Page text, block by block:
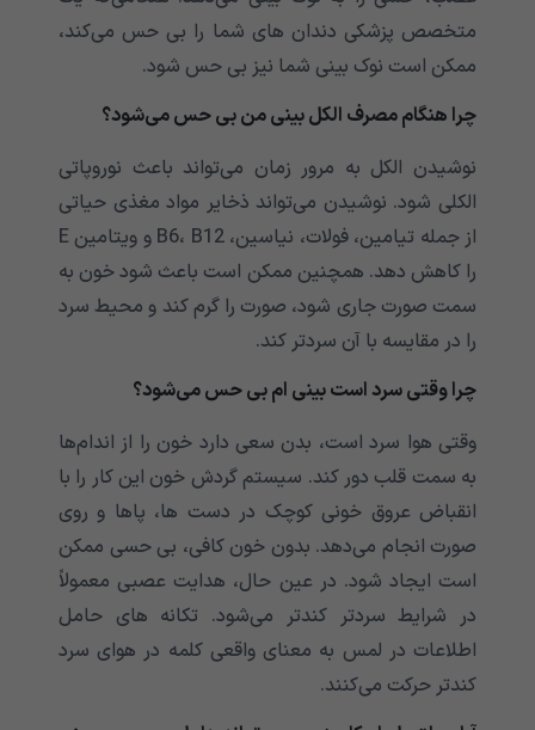
متخصص پزشکی دندان های شما را بی حس می‌‌‌‌‌‌‌‌‌‌‌کند،
ممکن است نوک بینی شما نیز بی حس شود.
چرا هنگام مصرف الکل بینی من بی حس می‌‌‌‌‌‌‌‌‌‌‌شود؟
نوشیدن الکل به مرور زمان می‌‌‌‌‌‌‌‌‌‌‌تواند باعث نوروپاتی
الکلی شود. نوشیدن می‌‌‌‌‌‌‌‌‌‌‌تواند ذخایر مواد مغذی حیاتی
از جمله تیامین، فولات، نیاسین، B6، B12 و ویتامین E
را کاهش دهد. همچنین ممکن است باعث شود خون به
سمت صورت جاری شود، صورت را گرم کند و محیط سرد
را در مقایسه با آن سردتر کند.
چرا وقتی سرد است بینی ام بی حس می‌‌‌‌‌‌‌‌‌‌‌شود؟
وقتی هوا سرد است، بدن سعی دارد خون را از اندام‌ها
به سمت قلب دور کند. سیستم گردش خون این کار را با
انقباض عروق خونی کوچک در دست ها، پاها و روی
صورت انجام می‌‌‌‌‌‌‌‌‌‌‌دهد. بدون خون کافی، بی حسی ممکن
است ایجاد شود. در عین حال، هدایت عصبی معمولاً
در شرایط سردتر کندتر می‌‌‌‌‌‌‌‌‌‌‌شود. تکانه های حامل
اطلاعات در لمس به معنای واقعی کلمه در هوای سرد
کندتر حرکت می‌‌‌‌‌‌‌‌‌‌‌کنند.